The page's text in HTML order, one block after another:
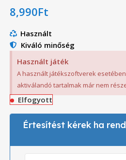
8,990Ft
Használt
Kiváló minőség
Használt játék
A használt játékszoftverek
aktiválandó tartalmak már nem
Elfogyott
Értesítést kérek ha